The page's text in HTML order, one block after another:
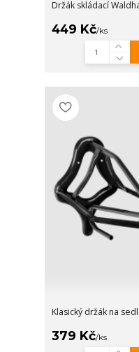
Držák skládací
449 Kč/ks
Klasický držák na
379 Kč/ks